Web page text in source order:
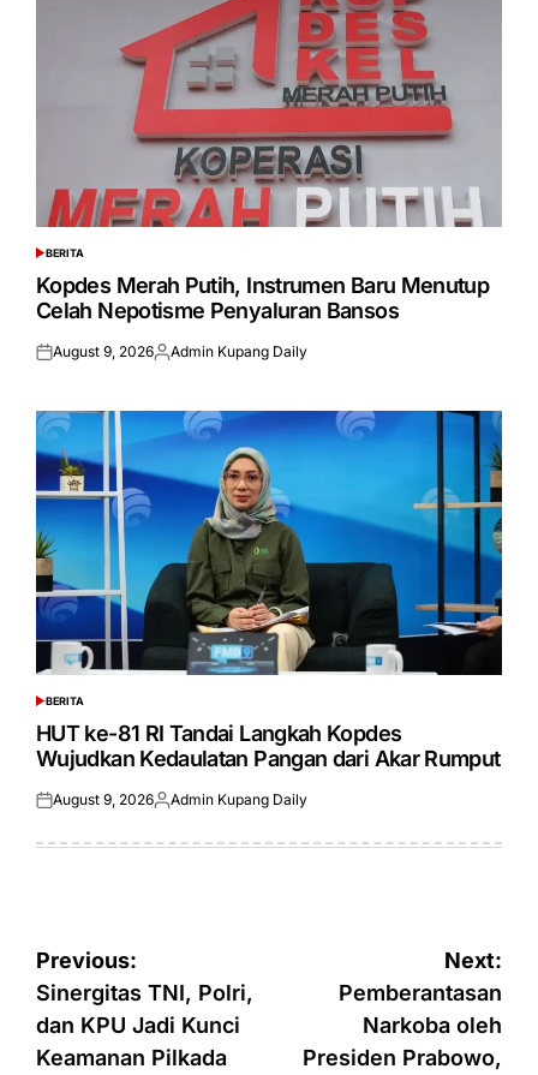
POSTED
IN
BERITA
Kopdes Merah Putih, Instrumen Baru Menutup
Celah Nepotisme Penyaluran Bansos
Posted
August 9, 2026Posted
Admin Kupang Daily
POSTED
IN
BERITA
HUT ke-81 RI Tandai Langkah Kopdes
Wujudkan Kedaulatan Pangan dari Akar Rumput
Posted
August 9, 2026Posted
Admin Kupang Daily
Post
navigation
Previous:
Sinergitas TNI, Polri,
dan KPU Jadi Kunci
Keamanan Pilkada
Next:
Pemberantasan
Narkoba oleh
Presiden Prabowo,